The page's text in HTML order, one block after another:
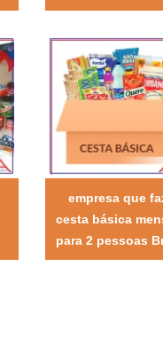
empresa que
cesta básica
para 2 pessoas